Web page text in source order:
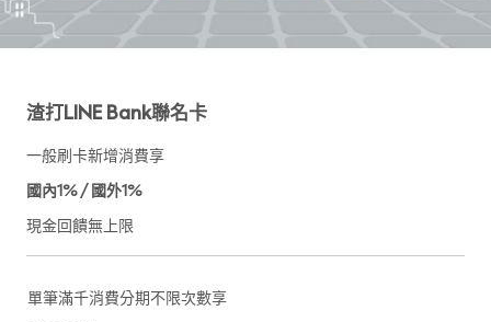
渣打LINE Bank聯名卡
一般刷卡新增消費享
國內1% / 國外1%
現金回饋無上限
單筆滿千消費分期不限次數享